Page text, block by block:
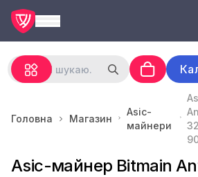
Головна Магазин
Asic-
майнери
Asic-майнер Bitmain